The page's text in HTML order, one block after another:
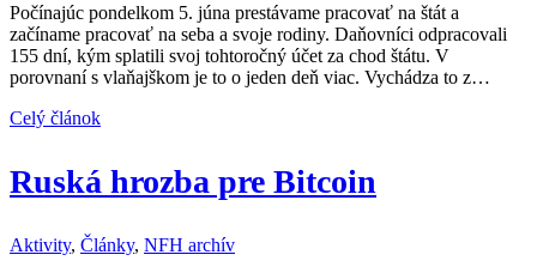
Počínajúc pondelkom 5. júna prestávame pracovať na štát a
začíname pracovať na seba a svoje rodiny. Daňovníci odpracovali
155 dní, kým splatili svoj tohtoročný účet za chod štátu. V
porovnaní s vlaňajškom je to o jeden deň viac. Vychádza to z…
Celý článok
Ruská hrozba pre Bitcoin
Aktivity, Články, NFH archív